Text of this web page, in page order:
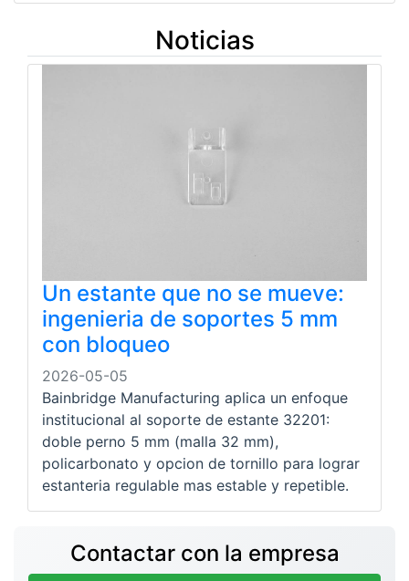
Noticias
Un estante que no se mueve:
ingenieria de soportes 5 mm
con bloqueo
2026-05-05
Bainbridge Manufacturing aplica un enfoque
institucional al soporte de estante 32201:
doble perno 5 mm (malla 32 mm),
policarbonato y opcion de tornillo para lograr
estanteria regulable mas estable y repetible.
Contactar con la empresa